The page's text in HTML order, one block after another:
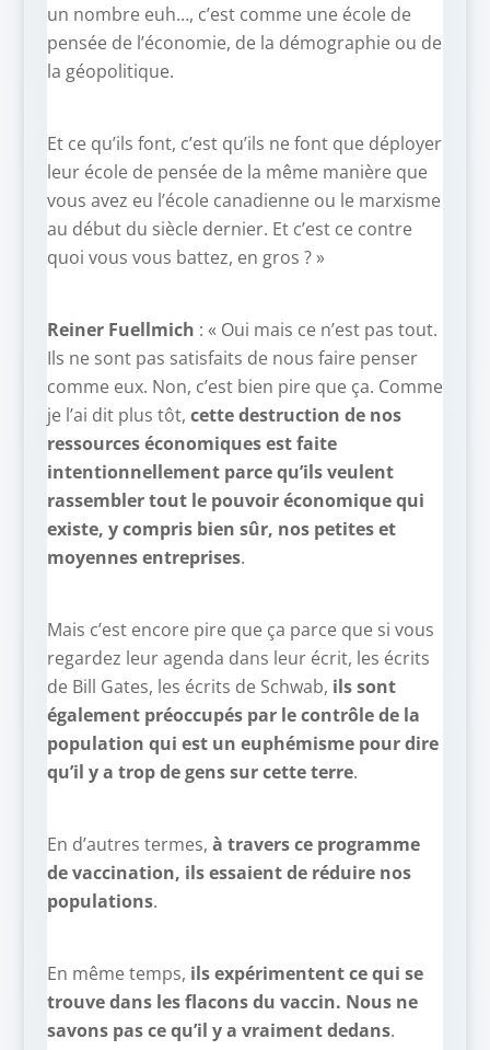
un nombre euh…, c’est comme une école de
pensée de l’économie, de la démographie ou de
la géopolitique.
Et ce qu’ils font, c’est qu’ils ne font que déployer
leur école de pensée de la même manière que
vous avez eu l’école canadienne ou le marxisme
au début du siècle dernier. Et c’est ce contre
quoi vous vous battez, en gros ? »
Reiner Fuellmich : « Oui mais ce n’est pas tout.
Ils ne sont pas satisfaits de nous faire penser
comme eux. Non, c’est bien pire que ça. Comme
je l’ai dit plus tôt, cette destruction de nos
ressources économiques est faite
intentionnellement parce qu’ils veulent
rassembler tout le pouvoir économique qui
existe, y compris bien sûr, nos petites et
moyennes entreprises.
Mais c’est encore pire que ça parce que si vous
regardez leur agenda dans leur écrit, les écrits
de Bill Gates, les écrits de Schwab, ils sont
également préoccupés par le contrôle de la
population qui est un euphémisme pour dire
qu’il y a trop de gens sur cette terre.
En d’autres termes, à travers ce programme
de vaccination, ils essaient de réduire nos
populations.
En même temps, ils expérimentent ce qui se
trouve dans les flacons du vaccin. Nous ne
savons pas ce qu’il y a vraiment dedans.